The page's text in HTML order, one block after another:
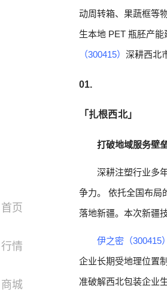
首页
行情
商城
动周转箱、果蔬框等
生本地 PET 瓶胚产
（300415） 深耕西北
01.
「扎根西北」
打破地域服务壁
深耕注塑行业多年
争力。 依托全国布局
落地新疆。本次新疆
伊之密（300415）
企业长期受地理位置制
准破解西北包装企业